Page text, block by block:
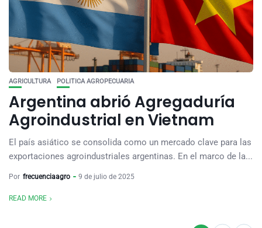
AGRICULTURA POLITICA AGROPECUARIA
Argentina abrió Agregaduría
Agroindustrial en Vietnam
El país asiático se consolida como un mercado clave para las
exportaciones agroindustriales argentinas. En el marco de la...
Por frecuenciaagro 9 de julio de 2025
READ MORE